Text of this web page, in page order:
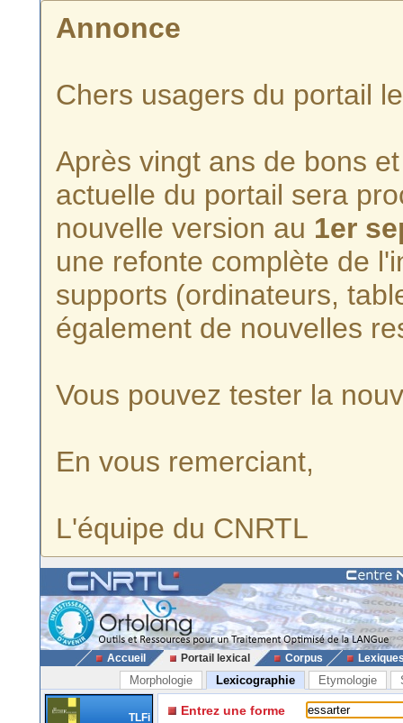
Annonce
Chers usagers du portail
Après vingt ans de bons
actuelle du portail sera
nouvelle version au 1er
une refonte complète de
supports (ordinateurs,
également de nouvelles
Vous pouvez tester la
En vous remerciant,
L'équipe du CNRTL
Accueil Portail lexical Corpus
Morphologie Lexicographie Etymologie
TLFi Entrez une forme